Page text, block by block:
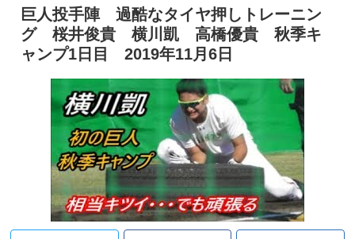
巨人投手陣 過酷なタイヤ押しトレーニン
グ 桜井俊貴 横川凱 高橋優貴 秋季キ
ャンプ1日目 2019年11月6日